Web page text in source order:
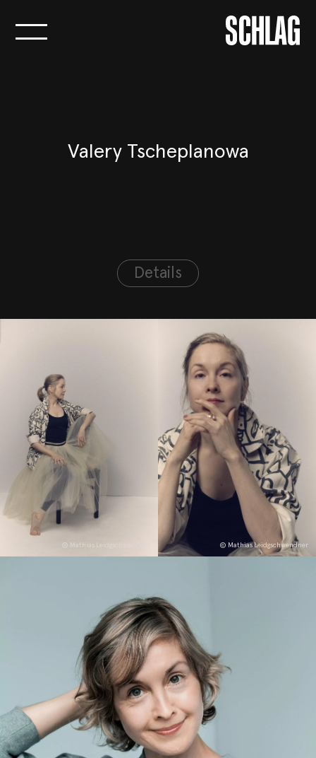
Logo Agentur
SCHLAG
Valery Tscheplanowa
Details
© Mathias Leidgschwendner © Mathias Leidgschwendner